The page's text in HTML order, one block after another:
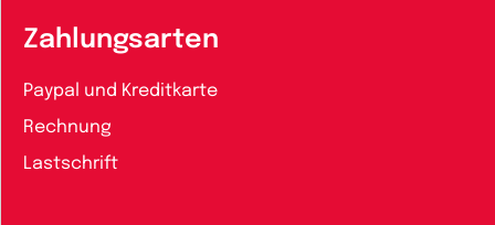
Zahlungsarten
Paypal und Kreditkarte
Rechnung
Lastschrift